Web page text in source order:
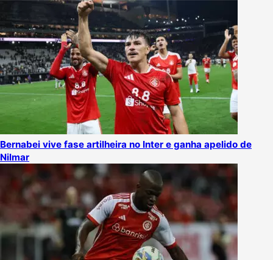
Bernabei vive fase artilheira no Inter e ganha apelido de
Nilmar